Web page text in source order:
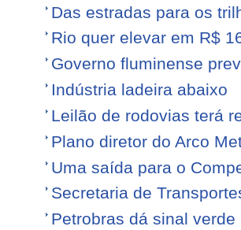
Das estradas para os
Rio quer elevar em R$
Governo fluminense
Indústria ladeira abaixo
Leilão de rodovias terá
Plano diretor do Arco
Uma saída para o
Secretaria de
Petrobras dá sinal